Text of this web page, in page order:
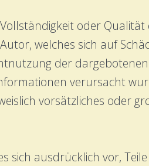
oder Qualität
welches sich auf
der dargebotenen
verursacht
vorsätzliches oder
sich ausdrücklich vor,